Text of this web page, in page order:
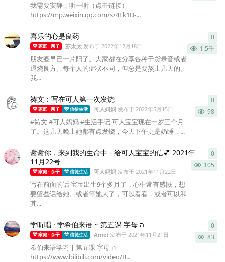
​我需要安静：听一听（点击链接）
https://mp.weixin.qq.com/s/4Ek1D-...
喜乐的心是良药
家庭 · 亲子 苏太太 发布于2022年12月18日 1.5千
朋友圈早已一片阳了。大家都在分享各种干货录音或者
退烧良方。每个人的症状不同，但总是要熬上几天的。
我...
0
祷文：写在可人第一次发烧
家庭 · 亲子 信徒生活 可人妈妈发布于 2022年5月15日 98
#祷文 #可人妈妈 #生活手记 可人宝宝现在一岁三个月
了。这几天晚上她都有点发烧，今天下午更是奶睡，...
0
谢谢你，来到我的生命中 - 给可人宝宝的信💕 2021年
11月22号
家庭 · 亲子 信徒生活 可人妈妈发布于 2021年11月22日
105
写在前面的话 宝宝出生9个多月了，心中常有感慨，想
要留些话给她。或者等她大了，可以看看，或者可以和
其...
0
学听唱 · 学希伯来语 ~ 第五课 字母 ה
家庭 · 亲子 信徒生活 Amei发布于 2021年11月21日 83
希伯来语学习 | 第五课 字母 ה
https://www.bilibili.com/video/B...
0